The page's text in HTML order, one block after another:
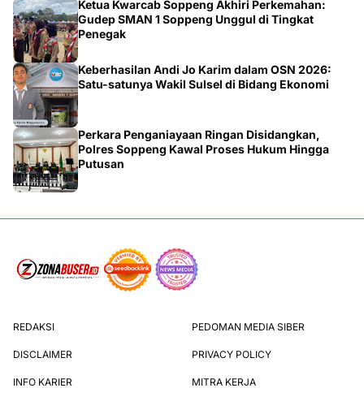
Ketua Kwarcab Soppeng Akhiri Perkemahan:
Gudep SMAN 1 Soppeng Unggul di Tingkat
Penegak
Keberhasilan Andi Jo Karim dalam OSN 2026:
Satu-satunya Wakil Sulsel di Bidang Ekonomi
Perkara Penganiayaan Ringan Disidangkan,
Polres Soppeng Kawal Proses Hukum Hingga
Putusan
REDAKSI PEDOMAN MEDIA SIBER
DISCLAIMER PRIVACY POLICY
INFO KARIER MITRA KERJA